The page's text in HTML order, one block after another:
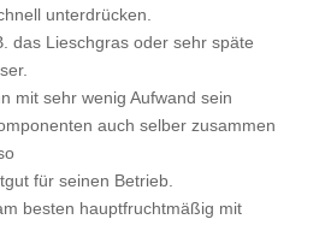
unterdrücken.
Lieschgras oder sehr späte
mit sehr wenig Aufwand sein
auch selber zusammen
für seinen Betrieb.
besten hauptfruchtmäßig mit